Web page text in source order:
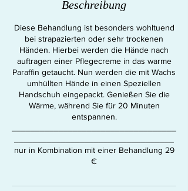
n
Beschreibung
Diese Behandlung ist besonders wohltuend
bei strapazierten oder sehr trockenen
Händen. Hierbei werden die Hände nach
auftragen einer Pflegecreme in das warme
Paraffin getaucht. Nun werden die mit Wachs
umhüllten Hände in einen Speziellen
Handschuh eingepackt. Genießen Sie die
Wärme, während Sie für 20 Minuten
entspannen.
nur in Kombination mit einer Behandlung 29
€